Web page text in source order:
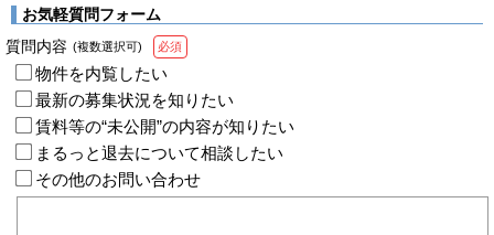
お気軽質問フォーム
質問内容 (複数選択可) 必須
物件を内覧したい
最新の募集状況を知りたい
賃料等の“未公開”の内容が知りたい
まるっと退去について相談したい
その他のお問い合わせ